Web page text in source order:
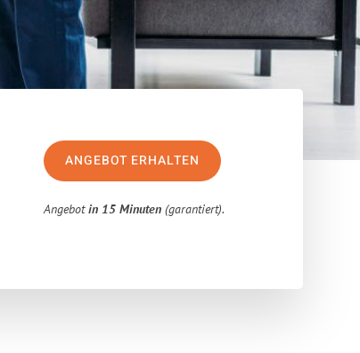
ANGEBOT ERHALTEN
Angebotin 15 Minuten (garantiert).